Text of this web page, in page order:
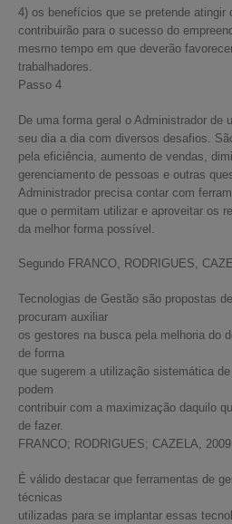
4) os benefícios que se pretende atingir
contribuirão para o sucesso do
mesmo tempo em que deverão
trabalhadores.
Passo 4
De uma forma geral o Administrador de
seu dia a dia com diversos desafios.
pela eficiência, aumento de vendas,
gerenciamento de pessoas e outras
Administrador precisa contar com
que o permitam utilizar e aproveitar os
da melhor forma possível.
Segundo FRANCO, RODRIGUES,
Tecnologias de Gestão são propostas
procuram auxiliar
os gestores na busca pela melhoria do
de forma
que sugerem a utilização sistemática
podem
contribuir com a maximização daquilo
de fazer.
FRANCO; RODRIGUES; CAZELA,
É válido destacar que ferramentas de
técnicas
utilizadas para se implantar essas